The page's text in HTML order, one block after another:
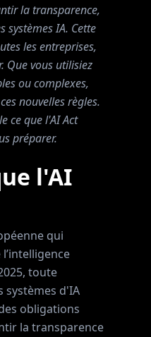
la transparence,
systèmes IA. Cette
les entreprises,
Que vous utilisiez
ou complexes,
nouvelles règles.
ce que l'AI Act
préparer.
l'AI
qui
toute
systèmes d'IA
obligations
la transparence